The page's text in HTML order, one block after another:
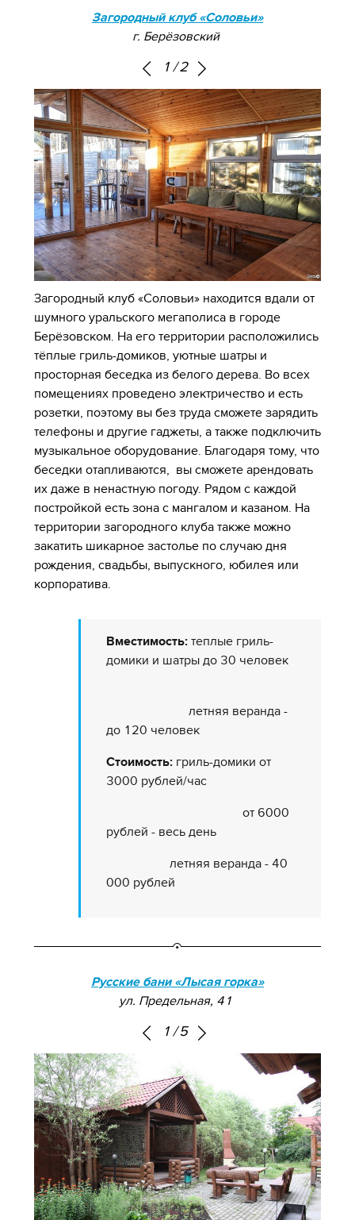
Загородный клуб «Соловьи»
г. Берёзовский
1/2
Загородный клуб «Соловьи» находится вдали от
шумного уральского мегаполиса в городе
Берёзовском. На его территории расположились
тёплые гриль-домиков, уютные шатры и
просторная беседка из белого дерева. Во всех
помещениях проведено электричество и есть
розетки, поэтому вы без труда сможете зарядить
телефоны и другие гаджеты, а также подключить
музыкальное оборудование. Благодаря тому, что
беседки отапливаются, вы сможете арендовать
их даже в ненастную погоду. Рядом с каждой
постройкой есть зона с мангалом и казаном. На
территории загородного клуба также можно
закатить шикарное застолье по случаю дня
рождения, свадьбы, выпускного, юбилея или
корпоратива.
Вместимость:теплые гриль-
домики и шатры до 30 человек
летняя веранда -
до 120 человек
Стоимость:гриль-домики от
3000 рублей/час
от 6000
рублей - весь день
летняя веранда - 40
000 рублей
Русские бани «Лысая горка»
ул. Предельная, 41
1/5